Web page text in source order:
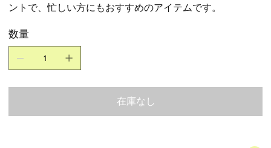
ントで、忙しい方にもおすすめのアイテムです。
数量
在庫なし